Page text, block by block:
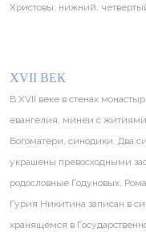
Христовы, нижний,
XVII ВЕК
В XVII веке в стенах
евангелия, минеи с
Богоматери, синодики. Два
украшены превосходными
родословные Годуновых,
Гурия Никитина записан в
хранящемся в